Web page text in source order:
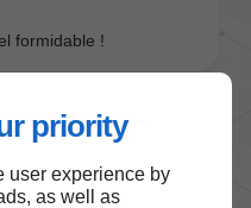
priority
user experience by
as well as